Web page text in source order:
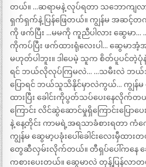
တယ်။ …ဆရာမနဲ့ လုပ်ရတာ သဘောကျလာ
ရှက်ရှက်နဲ့ ပြန်ဖြေတယ်။ ကျွန်မ အဆင့်
ကို ဖက်ပြီး …မမကို ကူညီပါလား ဆွေမာ
ကိုကပ်ပြီး ဖက်ထားရုံလေးပါ… ဆွေမာအံ့
မဟုတ်ပါဘူး။ ဒါပေမဲ့ သူက စိတ်ပူပင်တဲ့ပုံ
ရင် ဘယ်လိုလုပ်ကြမလဲ… …သမီးလဲ ဘယ်
ပြောရင် ဘယ်သူသိနိုင်မှာလဲကွယ်… ကျွန်
ထားပြီး ခေါင်းကိုပွတ်သပ်ပေးနေလို
ကြောင်း လိင်ဆွဲဆောင်မှုရှိကြောင်းပြေ
နဲ့ နေ့တိုင်း ကာမရဲ့အရသာခံစားရတာ ကံ
ကျွန်မ ဆွေမာ့ပခုံးပေါ်ခေါင်းလေးမှီထ
တွေဆီလှမ်းလိုက်တယ်။ တီရှပ်ပေါ်ကနေ
ကစားပေးတယ်။ ဆွေမာလဲ တုန့်ပြန်လာ